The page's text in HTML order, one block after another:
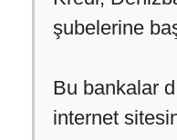
şubelerine
Bu bankalar
internet